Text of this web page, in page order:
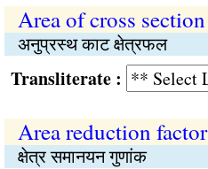
Area of cross section
अनुप्रस्थ काट क्षेत्रफल
:
Area reduction factor
क्षेत्र समानयन गुणांक